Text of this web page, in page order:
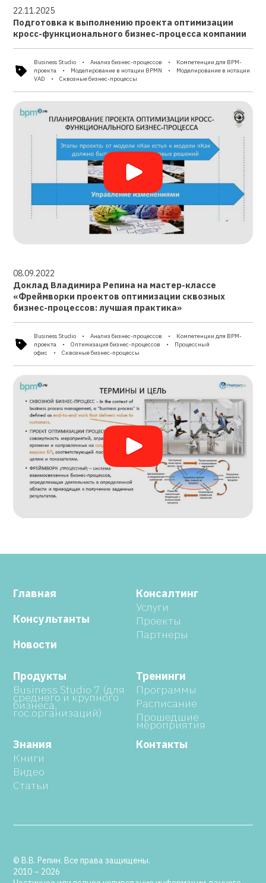
22.11.2025
Подготовка к выполнению проекта оптимизации
кросс-функционального бизнес-процесса компании
Business Studio Анализ бизнес-процессов
Компетенции для BPM-
проекта
Моделирование в нотации BPMN
Моделирование в нотации
VAD
Сквозные бизнес-процессы
08.09.2022
Доклад Владимира Репина на мастер-классе
«Фреймворки проектов оптимизации сквозных
бизнес-процессов: лучшая практика»
Business Studio Анализ бизнес-процессов
Компетенции для BPM-
проекта
Оптимизация бизнес-процессов
Процессный
офис
Сквозные бизнес-процессы
Главная
Консультанты
Новости
Консалтинг
Услуги
Проекты
Партнеры
Продукты
Business Studio 7 (для
среднего и крупного
бизнеса,
гос.организаций)
Тренинги
Программы
Расписание
Прошедшие
мероприятия
Знания
Книги
Видео
Статьи
Контакты
© В.В. Репин. Все права защищены.
2010 – 2026